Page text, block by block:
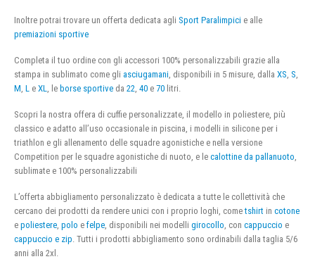
Inoltre potrai trovare un offerta dedicata agli Sport Paralimpici e alle
premiazioni sportive
Completa il tuo ordine con gli accessori 100% personalizzabili grazie alla
stampa in sublimato come gli asciugamani , disponibili in 5 misure, dalla XS S
M L e XL , le borse sportive da 22 40 e 70 litri.
Scopri la nostra offera di cuffie personalizzate, il modello in poliestere, più
classico e adatto all’uso occasionale in piscina, i modelli in silicone per i
triathlon e gli allenamento delle squadre agonistiche e nella versione
Competition per le squadre agonistiche di nuoto, e le calottine da pallanuoto,
sublimate e 100% personalizzabili
L’offerta abbigliamento personalizzato è dedicata a tutte le collettività che
cercano dei prodotti da rendere unici con i proprio loghi, cometshirt in cotone
e poliestere, polo e felpe, disponibili nei modelli girocollo, con cappuccio e
cappuccio e zip. Tutti i prodotti abbigliamento sono ordinabili dalla taglia 5/6
anni alla 2xl.